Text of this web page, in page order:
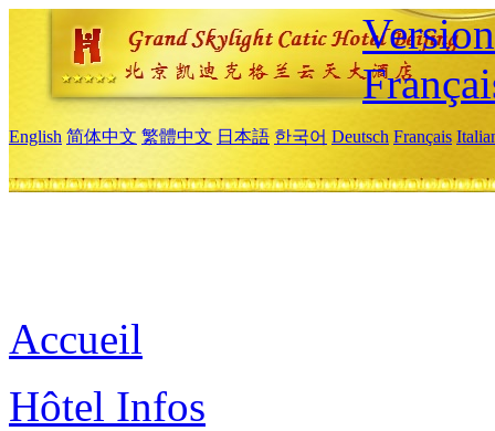
English 简体中文 繁體中文 日本語 한국어 Deutsch Français
Accueil
Hôtel Infos